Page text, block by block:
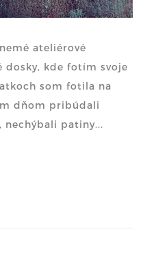
ateliérové
dosky, kde fotím svoje
som fotila na
dňom pribúdali
nechýbali patiny...